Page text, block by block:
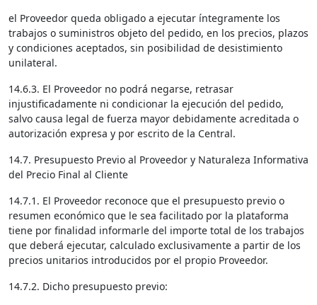
el Proveedor queda obligado a ejecutar íntegramente los
trabajos o suministros objeto del pedido, en los precios, plazos
y condiciones aceptados, sin posibilidad de desistimiento
unilateral.
14.6.3. El Proveedor no podrá negarse, retrasar
injustificadamente ni condicionar la ejecución del pedido,
salvo causa legal de fuerza mayor debidamente acreditada o
autorización expresa y por escrito de la Central.
14.7. Presupuesto Previo al Proveedor y Naturaleza Informativa
del Precio Final al Cliente
14.7.1. El Proveedor reconoce que el presupuesto previo o
resumen económico que le sea facilitado por la plataforma
tiene por finalidad informarle del importe total de los trabajos
que deberá ejecutar, calculado exclusivamente a partir de los
precios unitarios introducidos por el propio Proveedor.
14.7.2. Dicho presupuesto previo: